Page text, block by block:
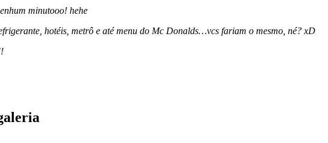
minutooo! hehe
hotéis, metrô e até menu do Mc Donalds…vcs fariam o mesmo, né? xD